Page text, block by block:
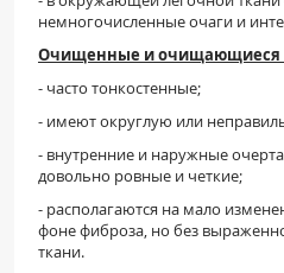
немногочисленные очаги и
Очищенные и очищающиеся
- часто тонкостенные;
- имеют округлую или
- внутренние и наружные
довольно ровные и четкие;
- располагаются на мало
фоне фиброза, но без
ткани.